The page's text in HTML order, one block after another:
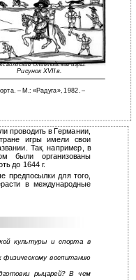
Олимпийские игры.
Рисунок XVII в.
– М.: «Радуга», 1982. –
проводить в Германии,
игры имели свои
Так, например, в
были организованы
до 1644 г.
предпосылки для того,
в международные
культуры и спорта в
физическому воспитанию
рыцарей? В чем